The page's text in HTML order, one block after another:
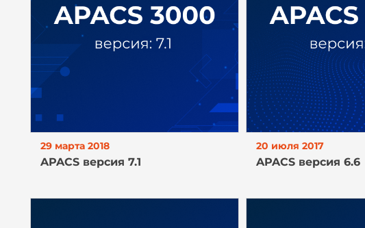
29 марта 2018
APACS версия 7.1
20 июля 2017
APACS версия 6.6